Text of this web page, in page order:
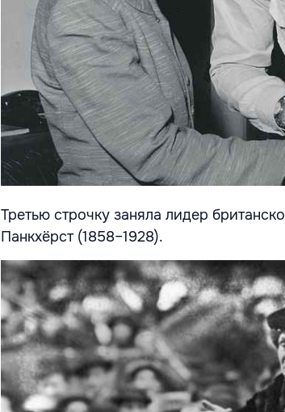
Третью строчку заняла лидер
Панкхёрст (1858–1928).